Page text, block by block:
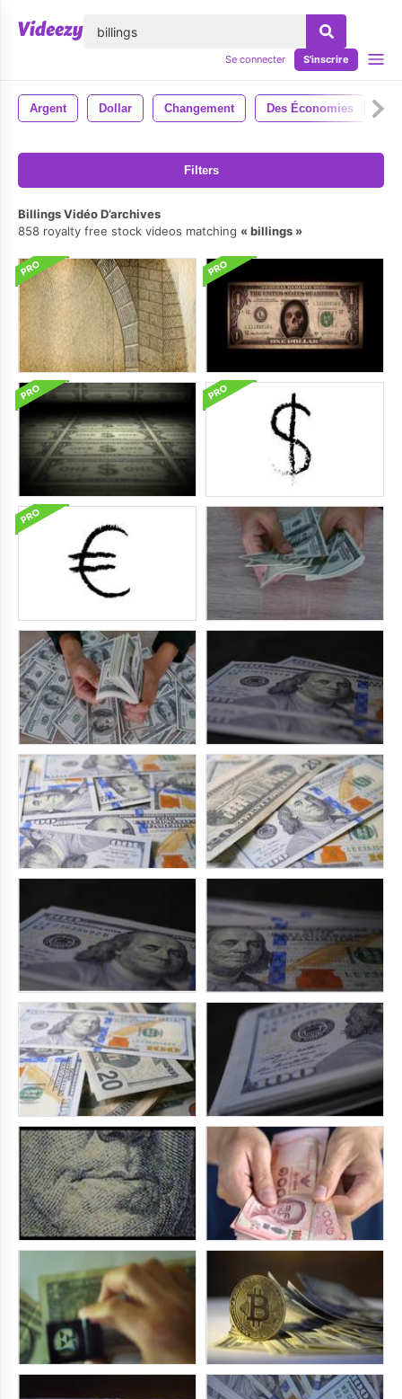
Se connecter S'inscrire
Argent Dollar Changement Des Économies
Filters
Billings Vidéo D’archives
858 royalty free stock videos matching
billings